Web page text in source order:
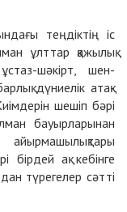
теңдіктің іс
ұлттар қажылық
шәкірт, шен-
дүниелік атақ-
шешіп бәрі
бауырларынан
ақ кебінге
түрегелер сәтті